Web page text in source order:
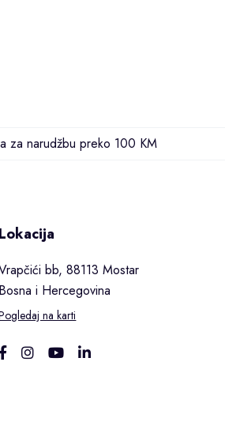
za narudžbu preko 100 KM
Lokacija
bb, 88113 Mostar
Bosna i Hercegovina
na karti